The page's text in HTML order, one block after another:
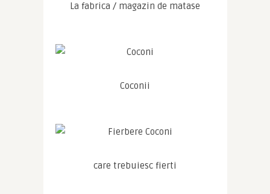
La fabrica / magazin de matase
Coconii
care trebuiesc fierti